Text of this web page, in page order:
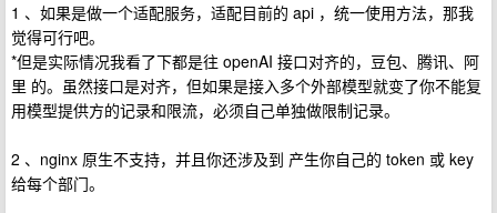
1 、如果是做一个适配服务，适配目前的 api ，统一使用方法，那我
觉得可行吧。
*但是实际情况我看了下都是往 openAI 接口对齐的，豆包、腾讯、阿
里 的。虽然接口是对齐，但如果是接入多个外部模型就变了你不能复
用模型提供方的记录和限流，必须自己单独做限制记录。
2 、nginx 原生不支持，并且你还涉及到 产生你自己的 token 或 key
给每个部门。